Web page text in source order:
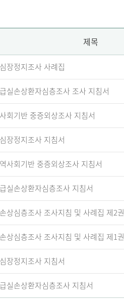
제목
장정지조사 사례집
실손상환자심층조사 조사 지침서
회기반 중증외상조사 지침서
장정지조사 지침서
사회기반 중증외상조사 지침서
실손상환자심층조사 지침서
상심층조사 조사지침 및 사례집 제2권
상심층조사 조사지침 및 사례집 제1권
장정지조사 지침서
실손상환자심층조사 지침서